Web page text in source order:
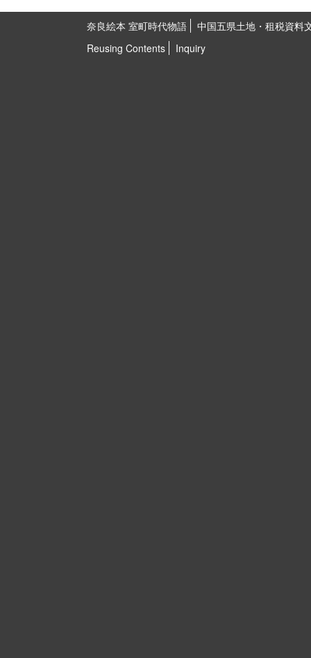
奈良絵本 室町時代物語
中国五県土地・租税資料
Reusing Contents
Inquiry